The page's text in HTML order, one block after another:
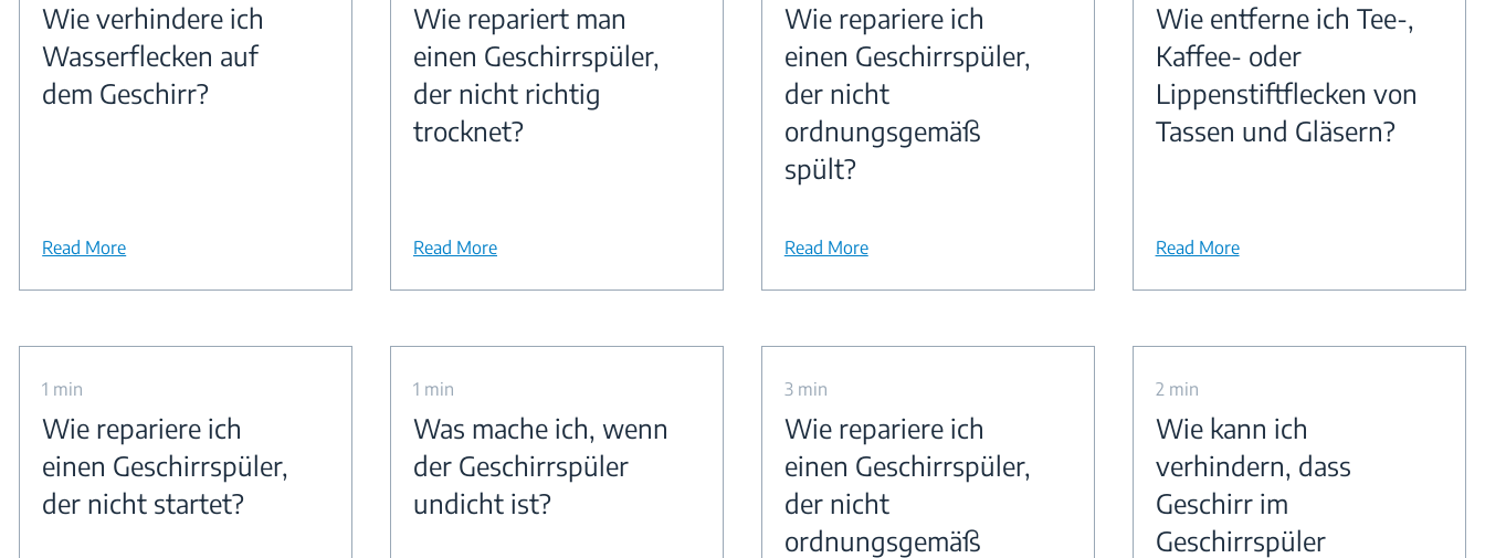
Wie verhindere ich
Wasserflecken auf
dem Geschirr?
Read More
Wie repariert man
einen Geschirrspüler,
der nicht richtig
trocknet?
Read More
Wie repariere ich
einen Geschirrspüler,
der nicht
ordnungsgemäß
spült?
Read More
Wie entferne ich Tee-,
Kaffee- oder
Lippenstiftflecken von
Tassen und Gläsern?
Read More
1 min
Wie repariere ich
einen Geschirrspüler,
der nicht startet?
1 min
Was mache ich, wenn
der Geschirrspüler
undicht ist?
3 min
Wie repariere ich
einen Geschirrspüler,
der nicht
ordnungsgemäß
2 min
Wie kann ich
verhindern, dass
Geschirr im
Geschirrspüler